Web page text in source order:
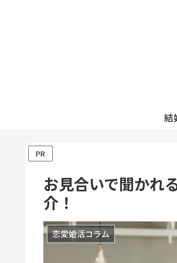
結
PR
お見合いで聞かれ
介！
恋愛婚活コラム